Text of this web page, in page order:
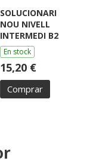
SOLUCIONARI
NOU NIVELL
INTERMEDI B2
En stock
15,20 €
Comprar